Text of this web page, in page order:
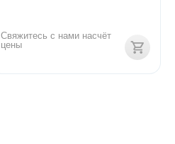
Свяжитесь с нами насчёт
цены